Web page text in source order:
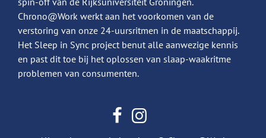
Chrono@Work werkt aan het voorkomen van de
verstoring van onze 24-uursritmen in de maatschappij.
Het Sleep in Sync project benut alle aanwezige kennis
en past dit toe bij het oplossen van slaap-waakritme
problemen van consumenten.